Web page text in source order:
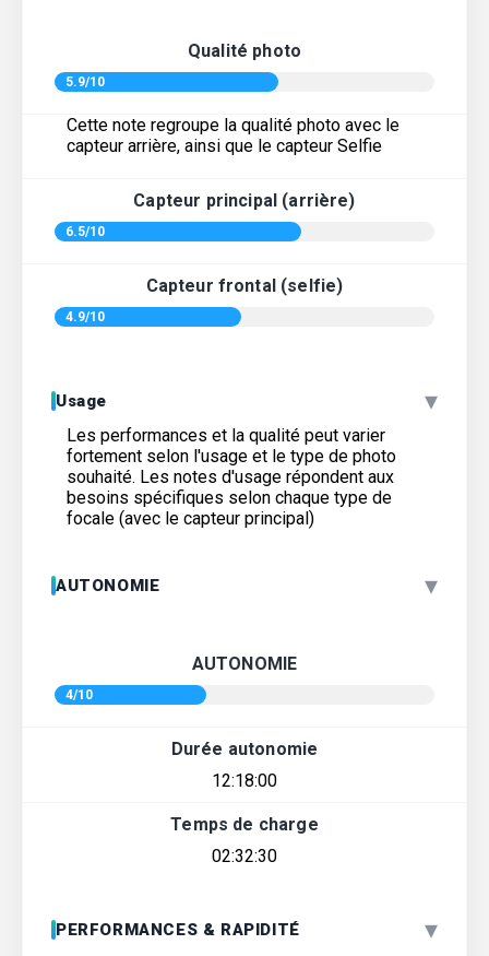
Qualité photo
5.9/10
Cette note regroupe la qualité photo avec le
capteur arrière, ainsi que le capteur Selfie
Capteur principal (arrière)
6.5/10
Capteur frontal (selfie)
4.9/10
Usage ▾
Les performances et la qualité peut varier
fortement selon l'usage et le type de photo
souhaité. Les notes d'usage répondent aux
besoins spécifiques selon chaque type de
focale (avec le capteur principal)
AUTONOMIE ▾
AUTONOMIE
4/10
Durée autonomie
12:18:00
Temps de charge
02:32:30
PERFORMANCES & RAPIDITÉ ▾